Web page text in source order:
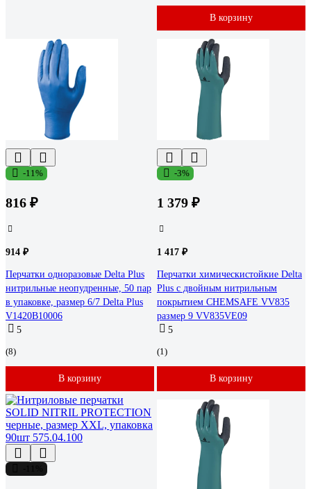
В корзину
-11%
816 ₽
914 ₽
Перчатки одноразовые Delta Plus
нитрильные неопудренные, 50 пар
в упаковке, размер 6/7 Delta Plus
V1420B10006
5
(8)
В корзину
-3%
1 379 ₽
1 417 ₽
Перчатки химическистойкие Delta
Plus с двойным нитрильным
покрытием CHEMSAFE VV835
размер 9 VV835VE09
5
(1)
В корзину